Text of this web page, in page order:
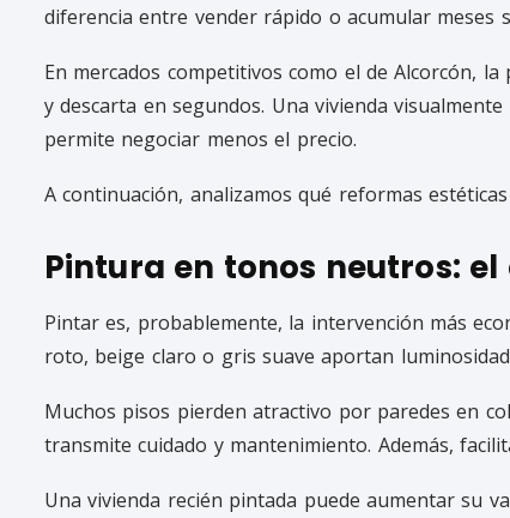
diferencia entre vender rápido o acumular meses
En mercados competitivos como el deAlcorcón, la
y descarta en segundos. Una vivienda
permite negociar menos el precio.
A continuación, analizamos qué reformas
Pintura en tonos neutros:
Pintar es, probablemente, la intervención más
roto, beige claro o gris suave aportan
Muchos pisos pierden atractivo por paredes en
transmite cuidado y mantenimiento. Además,
Una vivienda recién pintada puede aumentar su